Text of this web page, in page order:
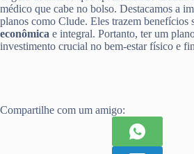
médico que cabe no bolso. Destacamos a
planos como Clude. Eles trazem benefícios
econômica e integral. Portanto, ter um
investimento crucial no bem-estar físico e
Compartilhe com um amigo: